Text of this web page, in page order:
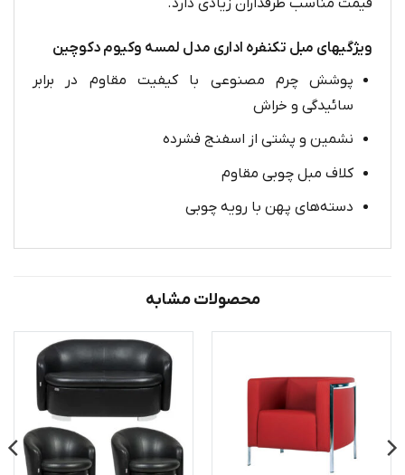
ویژگیهای مبل تکنفره اداری مدل لمسه وکیوم دکوچین
پوشش چرم مصنوعی با کیفیت مقاوم در برابر
سائیدگی و خراش
نشمین و پشتی از اسفنج فشرده
کلاف مبل چوبی مقاوم
دسته‌های پهن با رویه چوبی
محصولات مشابه